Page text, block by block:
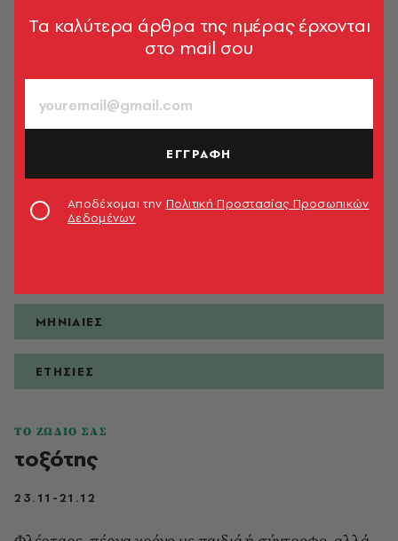
ΠΡΟΒΛΕΨΕΙΣ
ΗΜΕΡΗΣΙΕΣ
ΜΗΝΙΑΙΕΣ
ΕΤΗΣΙΕΣ
ΤΟ ΖΩΔΙΟ ΣΑΣ
τοξότης
23.11-21.12
Tα καλύτερα άρθρα της ημέρας έρχονται
στο mail σου
ΕΓΓΡΑΦΗ
Αποδέχομαι την Πολιτική Προστασίας Προσωπικών
Δεδομένων